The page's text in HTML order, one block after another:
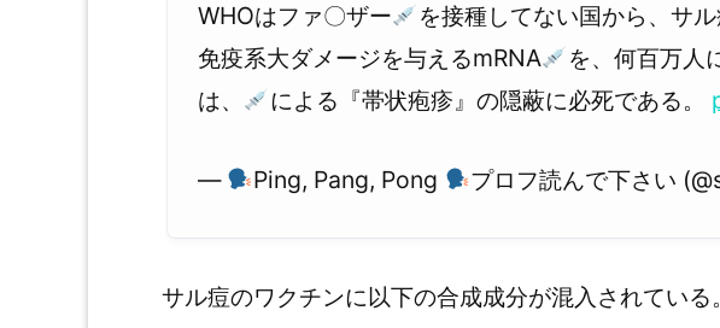
WHOはファ〇ザー
を接種してない国から、サ
免疫系大ダメージを与えるmRNA
を、何百万人
は、
による『帯状疱疹』の隠蔽に必死である。
— Ping, Pang, Pong プロフ読んで下さい
サル痘のワクチンに以下の合成成分が混入されている